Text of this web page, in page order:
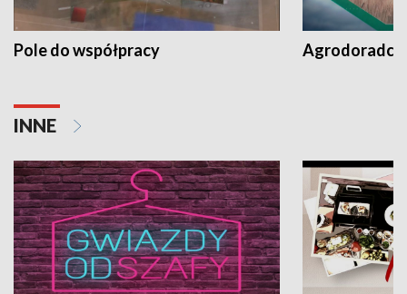
Pole do współpracy Agrodoradcy
INNE